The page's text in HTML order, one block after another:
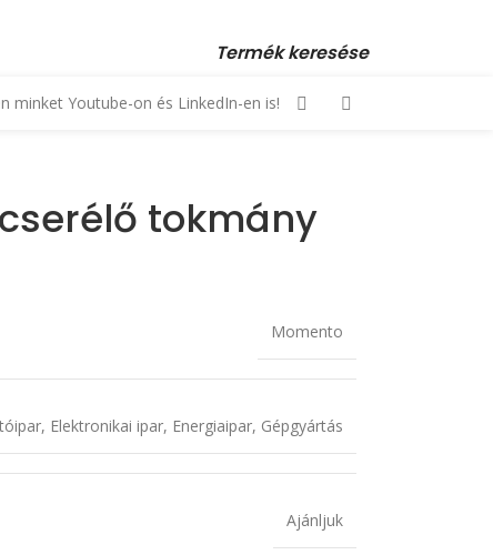
Termék keresése
minket Youtube-on és LinkedIn-en is!
tokmány
Momento
, Elektronikai ipar, Energiaipar, Gépgyártás
Ajánljuk